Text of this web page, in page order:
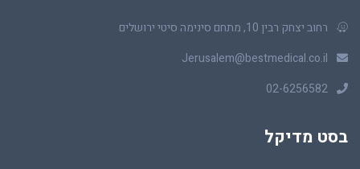
רחוב יצחק רבין 10, מתחם סינימה סיטי ירושלים
Jerusalem@bestmedical.co.il
02-6256582
בסט מדיקל